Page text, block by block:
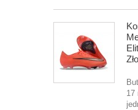
17